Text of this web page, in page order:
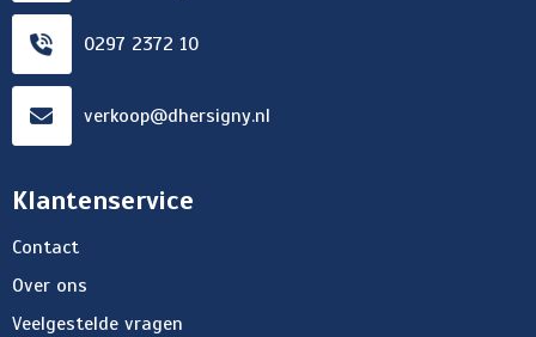
0297 2372 10
verkoop@dhersigny.nl
Klantenservice
Contact
Over ons
Veelgestelde vragen